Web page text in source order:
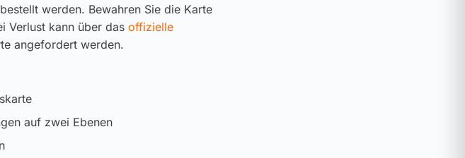
werden. Bewahren Sie die Karte
Verlust kann über das offizielle
angefordert werden.
auf zwei Ebenen